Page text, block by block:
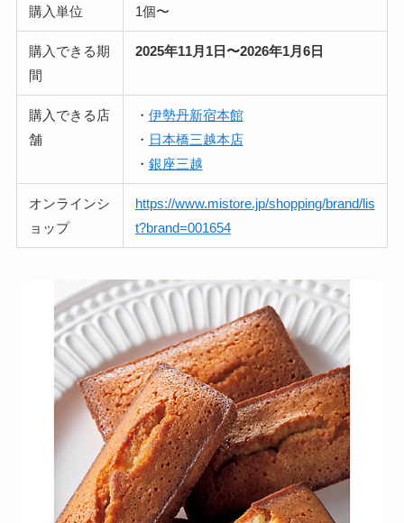
購入単位 1個〜
購入できる期
間
2025年11月1日〜2026年1月6日
購入できる店
舗
・ 伊勢丹新宿本館
・ 日本橋三越本店
・ 銀座三越
オンラインシ
ョップ
https://www.mistore.jp/shopping/brand/lis
t?brand=001654